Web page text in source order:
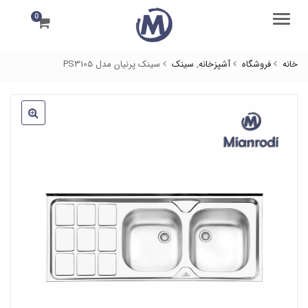
منو 0
خانه فروشگاه آشپزخانه, سینک سینک پرنیان مدل PS3105